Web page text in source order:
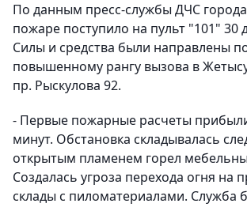
По данным пресс-службы ДЧС
пожаре поступило на пульт "101" 30
Силы и средства были направлены
повышенному рангу вызова в
пр. Рыскулова 92.
- Первые пожарные расчеты
минут. Обстановка складывалась
открытым пламенем горел
Создалась угроза перехода огня
склады с пиломатериалами. Служба